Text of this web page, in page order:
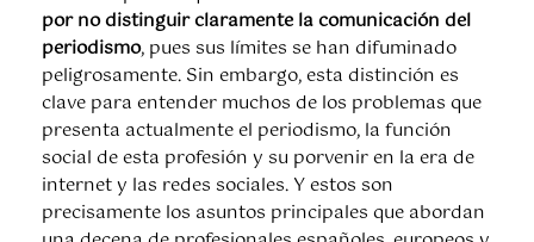
por no distinguir claramente la comunicación del
periodismo, pues sus límites se han difuminado
peligrosamente. Sin embargo, esta distinción es
clave para entender muchos de los problemas que
presenta actualmente el periodismo, la función
social de esta profesión y su porvenir en la era de
internet y las redes sociales. Y estos son
precisamente los asuntos principales que abordan